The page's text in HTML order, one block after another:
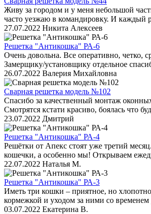
Живу за городом и у меня небольшой
часто уезжаю в командировку. И каждый
27.07.2022 Никита Алексеев
Решетка "Антикошка" РА-6
Очень довольна. Все оперативно, четко,
Замерщику/установщику отдельное
26.07.2022 Валерия Михайловна
Сварная решетка модель №102
Спасибо за качественный монтаж
Смотрятся кстати красиво, боялась что
23.07.2022 Дмитрий
Решетка "Антикошка" РА-4
Решётки от Апекс стоят уже третий
кошечки, а особенно мы! Открываем
22.07.2022 Наталья М.
Решетка "Антикошка" РА-3
Иметь три кошки – приятное, но
кормежкой и уходом за ними со
03.07.2022 Екатерина В.